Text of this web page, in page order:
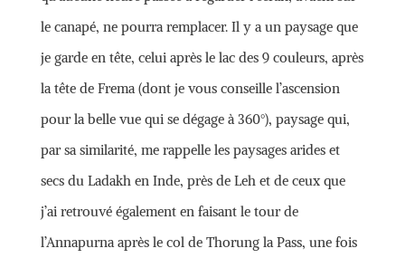
le canapé, ne pourra remplacer. Il y a un paysage que
je garde en tête, celui après le lac des 9 couleurs, après
la tête de Frema (dont je vous conseille l’ascension
pour la belle vue qui se dégage à 360°), paysage qui,
par sa similarité, me rappelle les paysages arides et
secs du Ladakh en Inde, près de Leh et de ceux que
j’ai retrouvé également en faisant le tour de
l’Annapurna après le col de Thorung la Pass, une fois